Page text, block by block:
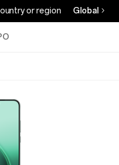
or region Global